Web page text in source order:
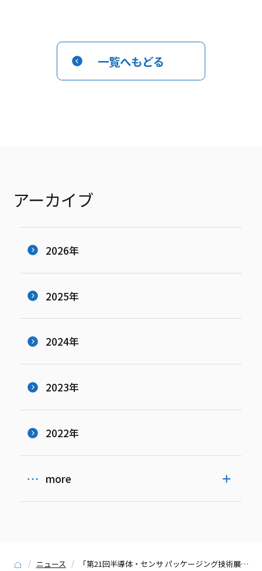
一覧へもどる
アーカイブ
2026年
2025年
2024年
2023年
2022年
more
ニュース 「第21回半導体・センサ パッケージング技術展」に出展いたします。